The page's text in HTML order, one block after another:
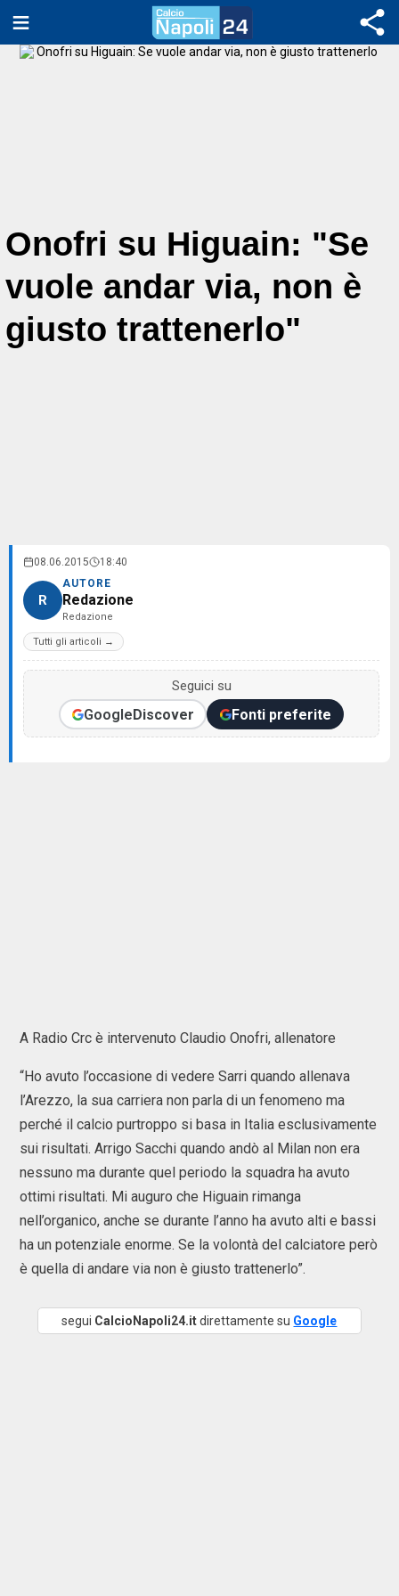
Onofri su Higuain: "Se
vuole andar via, non è
giusto trattenerlo"
08.06.2015 18:40
R
AUTORE
Redazione
Redazione
Tutti gli articoli →
Seguici su
GoogleDiscover Fonti preferite
A Radio Crc è intervenuto Claudio Onofri, allenatore
“Ho avuto l’occasione di vedere Sarri quando allenava
l’Arezzo, la sua carriera non parla di un fenomeno ma
perché il calcio purtroppo si basa in Italia esclusivamente
sui risultati. Arrigo Sacchi quando andò al Milan non era
nessuno ma durante quel periodo la squadra ha avuto
ottimi risultati. Mi auguro che Higuain rimanga
nell’organico, anche se durante l’anno ha avuto alti e bassi
ha un potenziale enorme. Se la volontà del calciatore però
è quella di andare via non è giusto trattenerlo”.
segui CalcioNapoli24.itdirettamente su Google